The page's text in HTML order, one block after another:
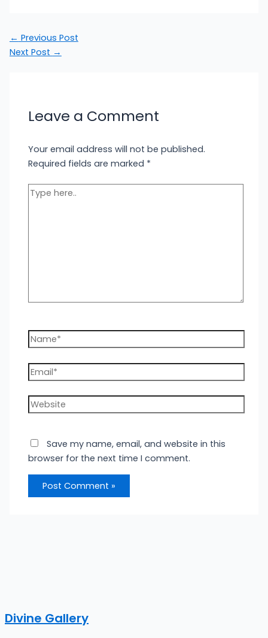
← Previous Post
Next Post →
Leave a Comment
Your email address will not be published.
Required fields are marked *
Type
Name*
Email*
Website
Save my name, email, and website in this
browser for the next time I comment.
Divine Gallery